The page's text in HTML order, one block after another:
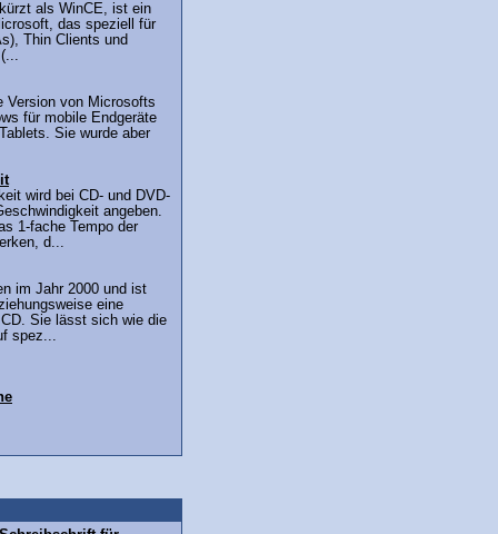
als WinCE, ist ein
das speziell für
Thin Clients und
Version von Microsofts
für mobile Endgeräte
Sie wurde aber
wird bei CD- und DVD-
angeben.
1-fache Tempo der
d...
im Jahr 2000 und ist
eine
Sie lässt sich wie die
spez...